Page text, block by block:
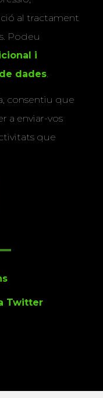
al tractament
Podeu
i
dades
consentiu que
a enviar-vos
que
Twitter